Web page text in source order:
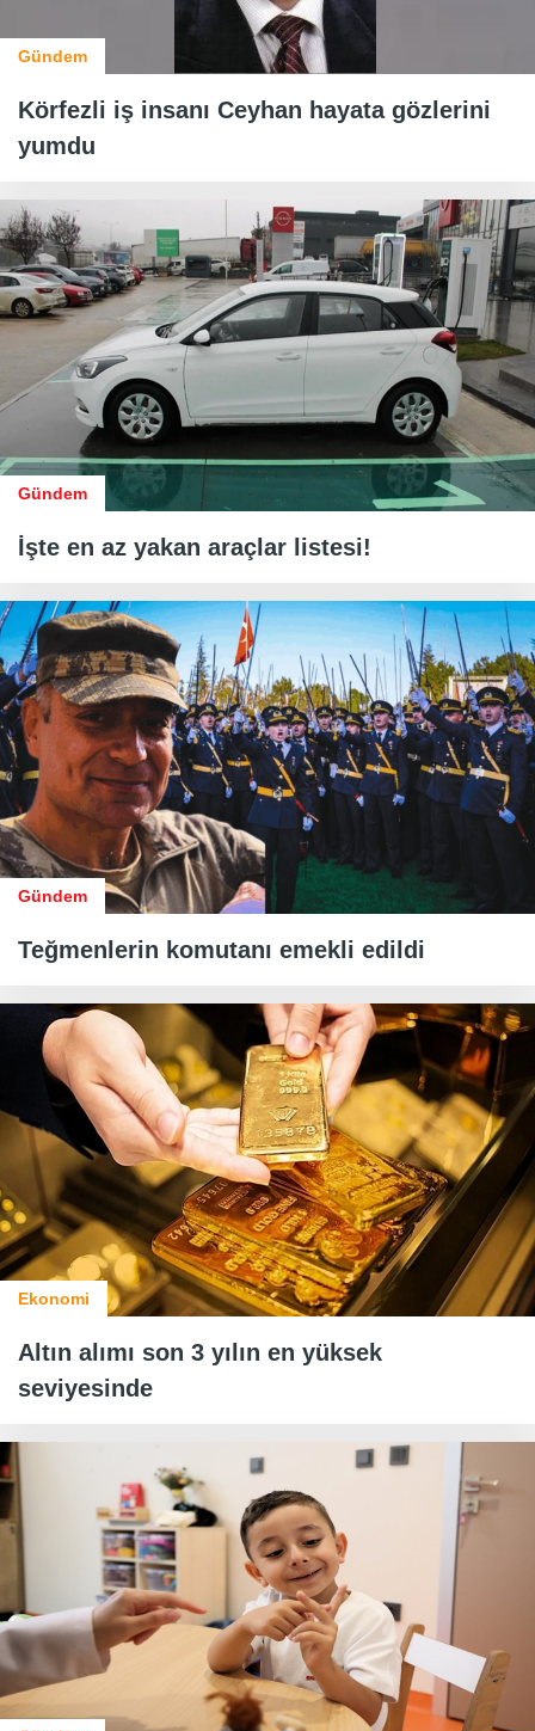
Gündem
Körfezli iş insanı Ceyhan hayata gözlerini
yumdu
Gündem
İşte en az yakan araçlar listesi!
Gündem
Teğmenlerin komutanı emekli edildi
Ekonomi
Altın alımı son 3 yılın en yüksek
seviyesinde